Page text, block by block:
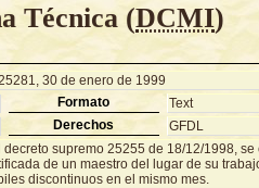
Técnica (DCMI)
30 de enero de 1999
Formato Text
Derechos GFDL
supremo 25255 de 18/12/1998,
de un maestro del lugar de su
discontinuos en el mismo mes.